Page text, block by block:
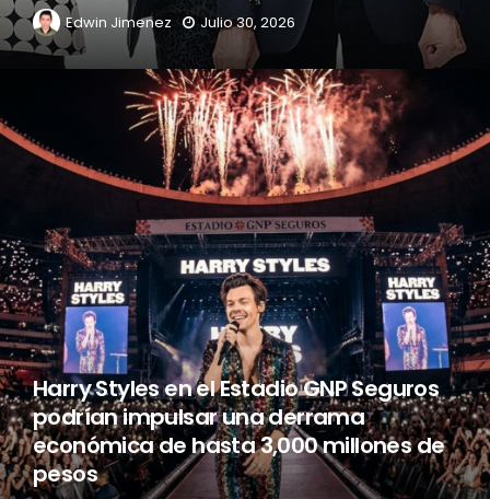
Edwin Jimenez Julio 30, 2026
Harry Styles en el Estadio GNP Seguros
podrían impulsar una derrama
económica de hasta 3,000 millones de
pesos